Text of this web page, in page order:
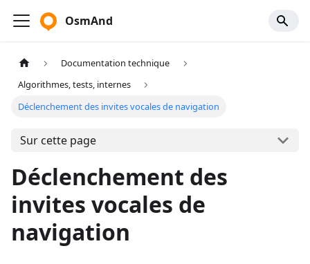
OsmAnd
Documentation technique
Algorithmes, tests, internes
Déclenchement des invites vocales de navigation
Sur cette page
Déclenchement des
invites vocales de
navigation